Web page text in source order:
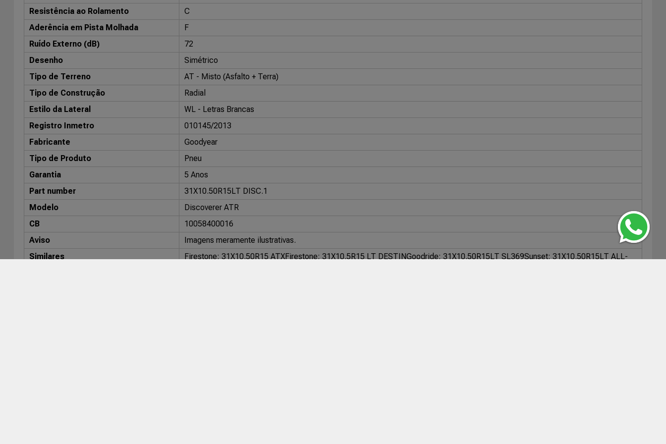
Resistência ao Rolamento
C
Aderência em Pista Molhada
F
Ruído Externo (dB)
72
Desenho
Simétrico
Tipo de Terreno
AT - Misto (Asfalto + Terra)
Tipo de Construção
Radial
Estilo da Lateral
WL - Letras Brancas
Registro Inmetro
010145/2013
Fabricante
Goodyear
Tipo de Produto
Pneu
Garantia
5 Anos
Part number
31X10.50R15LT DISC.1
Modelo
Discoverer ATR
CB
10058400016
Aviso
Imagens meramente ilustrativas.
Similares
Firestone: 31X10.50R15 ATXFirestone: 31X10.5R15 LT DESTINGoodride: 31X10.50R15LT SL369Sunset: 31X10.50R15LT ALL-